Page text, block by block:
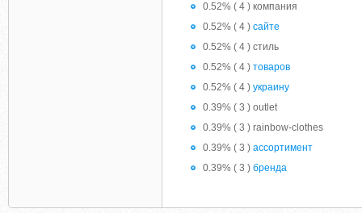
0.52% ( 4 ) компания
0.52% ( 4 ) сайте
0.52% ( 4 ) стиль
0.52% ( 4 ) товаров
0.52% ( 4 ) украину
0.39% ( 3 ) outlet
0.39% ( 3 ) rainbow-clothes
0.39% ( 3 ) ассортимент
0.39% ( 3 ) бренда